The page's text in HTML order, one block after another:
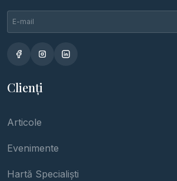
Email newsletter
Nu completa
Clienți
Articole
Evenimente
Hartă Specialiști